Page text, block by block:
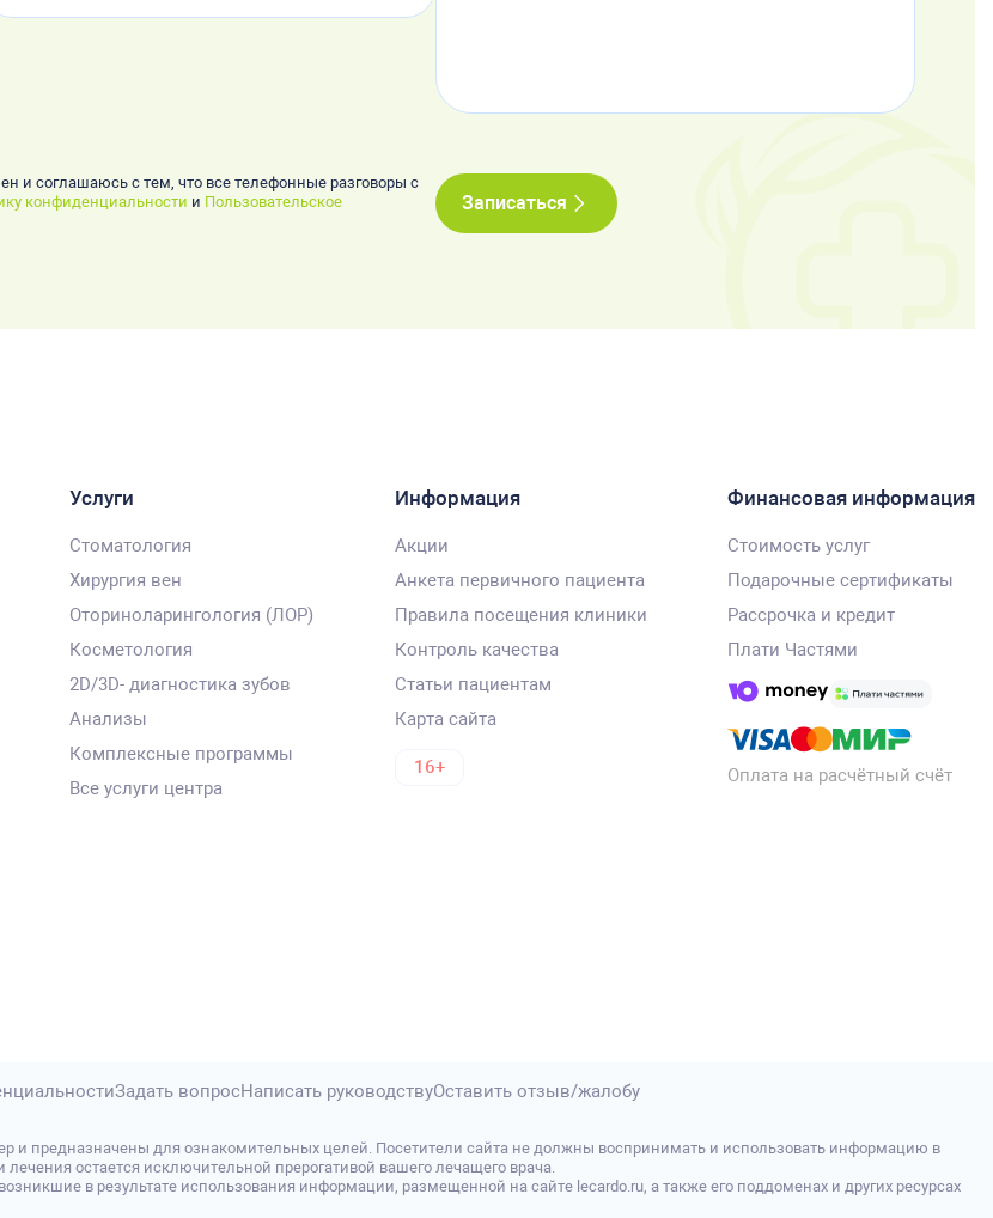
и соглашаюсь с тем, что все телефонные разговоры с
конфиденциальности и Пользовательское
Записаться
Услуги
Стоматология
Хирургия вен
Оториноларингология (ЛОР)
Косметология
2D/3D- диагностика зубов
Анализы
Комплексные программы
Все услуги центра
Информация
Акции
Анкета первичного пациента
Правила посещения клиники
Контроль качества
Статьи пациентам
Карта сайта
16+
Финансовая информация
Стоимость услуг
Подарочные сертификаты
Рассрочка и кредит
Плати Частями
Оплата на расчётный счёт
Задать вопросНаписать руководствуОставить отзыв/жалобу
и предназначены для ознакомительных целей. Посетители сайта не должны воспринимать и использовать информацию в
остается исключительной прерогативой вашего лечащего врача.
в результате использования информации, размещенной на сайте lecardo.ru, а также его поддоменах и других ресурсах